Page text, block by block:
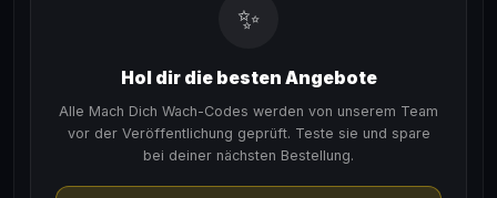
✨
Hol dir die besten Angebote
Alle Mach Dich Wach-Codes werden von unserem Team
vor der Veröffentlichung geprüft. Teste sie und spare
bei deiner nächsten Bestellung.